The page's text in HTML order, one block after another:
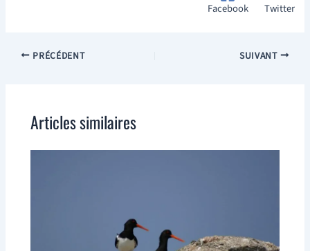
Facebook Twitter
PRÉCÉDENT SUIVANT
Articles similaires